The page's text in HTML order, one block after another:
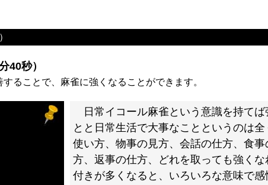
40秒）
ることで、麻雀に強くなることができます。
日常イコール麻雀という意識を持て
とと日常生活で大事なことというのは
使い方、物事の見方、会話の仕方、食
方、返事の仕方、どれを取っても強く
付きが多くなると、いろいろな意味で